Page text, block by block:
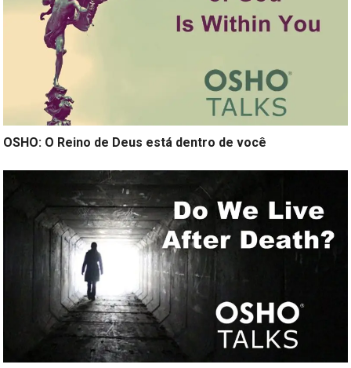
OSHO: O Reino de Deus está dentro de você